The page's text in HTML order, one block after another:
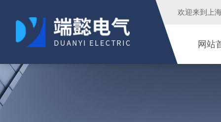
欢迎来到 上
网站